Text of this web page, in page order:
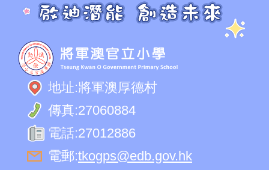
地址:將軍澳厚德村
傳真:27060884
電話:27012886
電郵:tkogps@edb.gov.hk